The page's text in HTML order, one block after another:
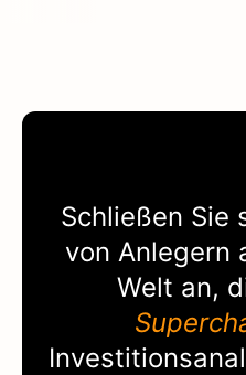
Schließen Sie
von Anlegern
Welt an,